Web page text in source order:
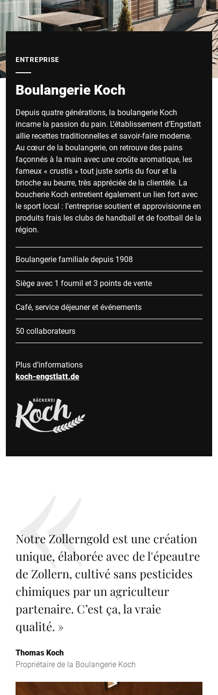
ENTREPRISE
Boulangerie Koch
Depuis quatre générations, la boulangerie Koch
incarne la passion du pain. L’établissement d’Engstlatt
allie recettes traditionnelles et savoir-faire moderne.
Au cœur de la boulangerie, on retrouve des pains
façonnés à la main avec une croûte aromatique, les
fameux « crustis » tout juste sortis du four et la
brioche au beurre, très appréciée de la clientèle. La
boucherie Koch entretient également un lien fort avec
le sport local : l’entreprise soutient et approvisionne en
produits frais les clubs de handball et de football de la
région.
Boulangerie familiale depuis 1908
Siège avec 1 fournil et 3 points de vente
Café, service déjeuner et événements
50 collaborateurs
Plus d’informations
koch-engstlatt.de
Notre Zollerngold est une création
unique, élaborée avec de l'épeautre
de Zollern, cultivé sans pesticides
chimiques par un agriculteur
partenaire. C’est ça, la vraie
qualité. »
Thomas Koch
Propriétaire de la Boulangerie Koch